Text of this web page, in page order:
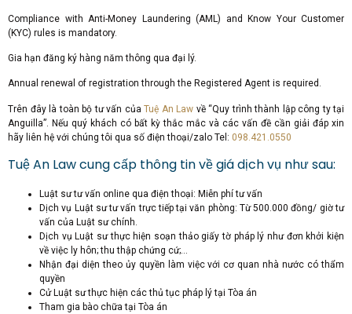
Compliance with Anti-Money Laundering (AML) and Know Your Customer
(KYC) rules is mandatory.
Gia hạn đăng ký hàng năm thông qua đại lý.
Annual renewal of registration through the Registered Agent is required.
Trên đây là toàn bộ tư vấn của Tuệ An Law về “Quy trình thành lập công ty tại
Anguilla”. Nếu quý khách có bất kỳ thắc mắc và các vấn đề cần giải đáp xin
hãy liên hệ với chúng tôi qua số điện thoại/zalo Tel: 098.421.0550
Tuệ An Law cung cấp thông tin về giá dịch vụ như sau:
Luật sư tư vấn online qua điện thoại: Miễn phí tư vấn
Dịch vụ Luật sư tư vấn trực tiếp tại văn phòng: Từ 500.000 đồng/ giờ tư
vấn của Luật sư chính.
Dịch vụ Luật sư thực hiện soạn thảo giấy tờ pháp lý như đơn khởi kiện
về việc ly hôn; thu thập chứng cứ;…
Nhận đại diện theo ủy quyền làm việc với cơ quan nhà nước có thẩm
quyền
Cử Luật sư thực hiện các thủ tục pháp lý tại Tòa án
Tham gia bào chữa tại Tòa án